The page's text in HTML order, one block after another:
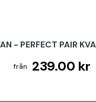
- PERFECT PAIR
239.00 kr